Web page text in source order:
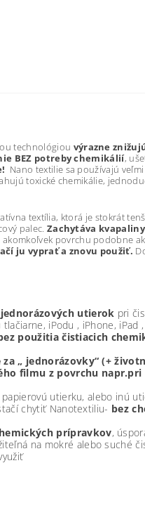
technológiou výrazne
BEZ potreby chemikálií,
Nano textilie sa používajú
toxické chemikálie,
textília, ktorá je stokrát
palec. Zachytáva
povrchu podobne
ju vyprať a znovu použiť.
utierok pri
iPodu , iPhone, iPad
použitia čistiacich
„ jednorázovky“ (+
filmu z povrchu napr.pri
utierku, alebo inú
chytiť Nanotextiliu- bez
prípravkov,
na mokré alebo suché